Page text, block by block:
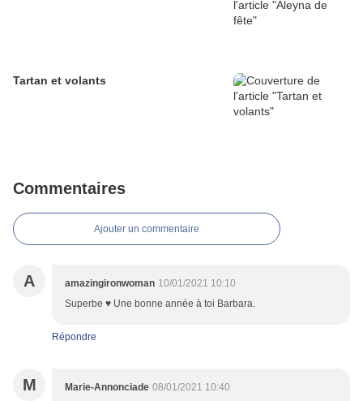
Tartan et volants
Commentaires
Ajouter un commentaire
A amazingironwoman 10/01/2021 10:10
Superbe ♥ Une bonne année à toi Barbara.
Répondre
M Marie-Annonciade 08/01/2021 10:40